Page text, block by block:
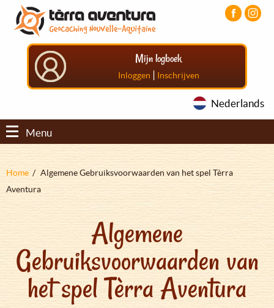
Overslaan
naar
Aller
menu
principal
Aller
pied
Mijn logboek
Inloggen | Inschrijven
Nederlands
Menu
Kruimelpad
Home
Algemene Gebruiksvoorwaarden van het spel Tèrra
Aventura
Algemene
Gebruiksvoorwaarden van
het spel Tèrra Aventura